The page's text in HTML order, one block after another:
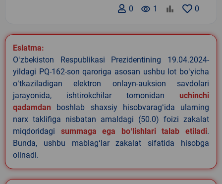
0
remove_red_eye 1
0
Eslatma:
Oʻzbekiston Respublikasi Prezidentining 19.04.2024-
yildagi PQ-162-son qaroriga asosan ushbu lot boʻyicha
oʻtkaziladigan elektron onlayn-auksion savdolari
jarayonida, ishtirokchilar tomonidan uchinchi
qadamdan boshlab shaxsiy hisobvaragʻida ularning
narx taklifiga nisbatan amaldagi (50.0) foizi zakalat
miqdoridagi summaga ega boʻlishlari talab etiladi.
Bunda, ushbu mablagʻlar zakalat sifatida hisobga
olinadi.